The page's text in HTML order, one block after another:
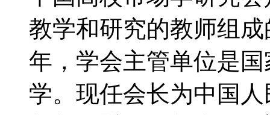
教学和研究的教师组
年，学会主管单位是
学。现任会长为中国